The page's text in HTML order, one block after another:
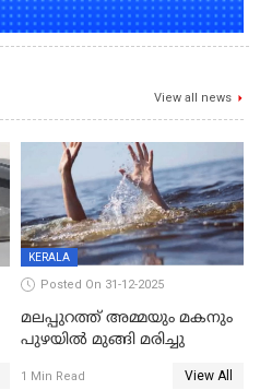
View all news
KERALA
Posted On 31-12-2025
മലപ്പുറത്ത് അമ്മയും മകനും
പുഴയിൽ മുങ്ങി മരിച്ചു
1 Min Read View All